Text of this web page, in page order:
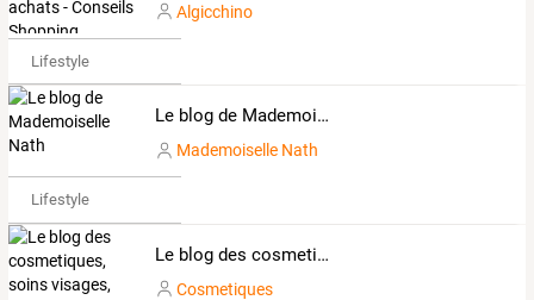
Algicchino
Lifestyle
Le blog de Mademoiselle Nath
Mademoiselle Nath
Lifestyle
Le blog des cosmetiques, soins visages, soins corps, produits bio, creme solaire, cosmetiques infos
Cosmetiques